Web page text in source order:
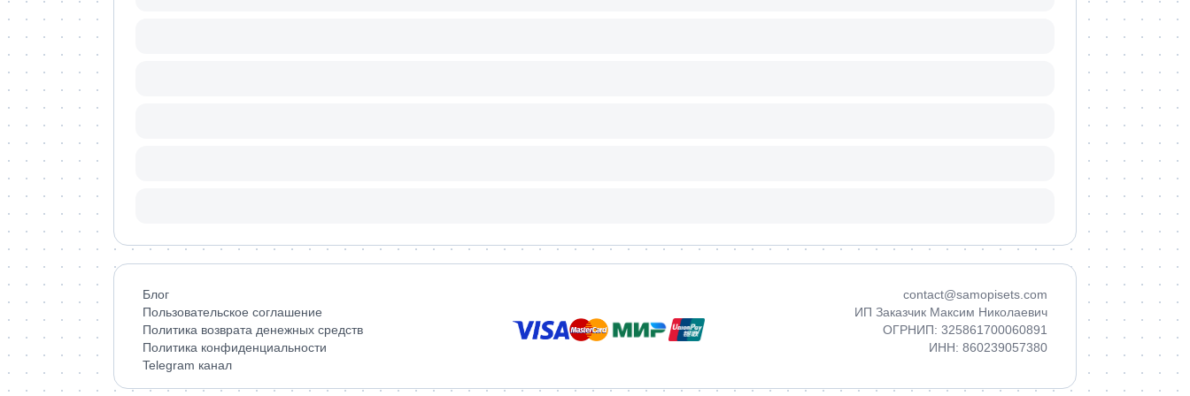
Блог
Пользовательское соглашение
Политика возврата денежных средств
Политика конфиденциальности
Telegram канал
contact@samopisets.com
ИП Заказчик Максим Николаевич
ОГРНИП: 325861700060891
ИНН: 860239057380